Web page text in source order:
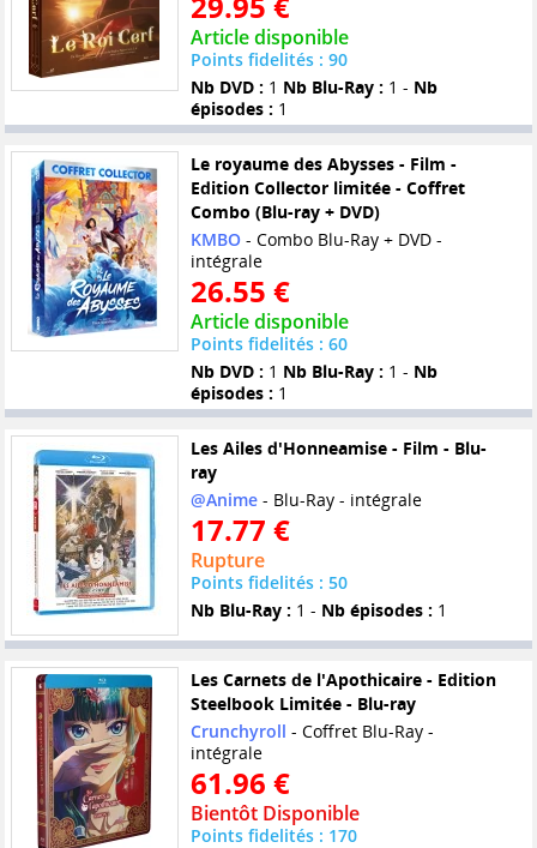
Article disponible
Points fidelités : 90
Nb DVD : 1 Nb Blu-Ray : 1 - Nb
épisodes : 1
Le royaume des Abysses - Film -
Edition Collector limitée - Coffret
Combo (Blu-ray + DVD)
KMBO- Combo Blu-Ray + DVD -
intégrale
26.55 €
Article disponible
Points fidelités : 60
Nb DVD : 1 Nb Blu-Ray : 1 - Nb
épisodes : 1
Les Ailes d'Honneamise - Film - Blu-
ray
@Anime- Blu-Ray - intégrale
17.77 €
Rupture
Points fidelités : 50
Nb Blu-Ray : 1 - Nb épisodes : 1
Les Carnets de l'Apothicaire - Edition
Steelbook Limitée - Blu-ray
Crunchyroll - Coffret Blu-Ray -
intégrale
61.96 €
Bientôt Disponible
Points fidelités : 170